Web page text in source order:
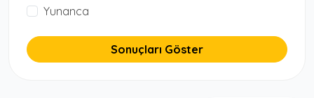
Yunanca
Sonuçları Göster